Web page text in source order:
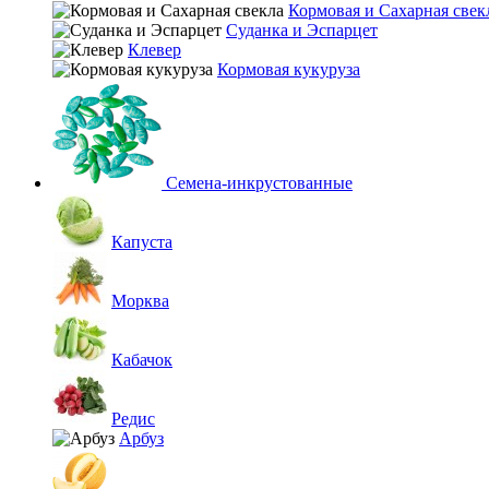
Кормовая и Сахарная
Суданка и Эспарцет
Клевер
Кормовая кукуруза
Семена-инкрустованные
Капуста
Морква
Кабачок
Редис
Арбуз